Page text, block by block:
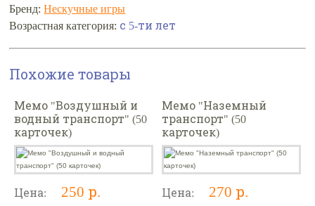
Бренд:Нескучные игры
Возрастная категория: с 5-ти лет
Похожие товары
Мемо "Воздушный и
водный транспорт" (50
карточек)
Цена: 250 р.
Мемо "Наземный
транспорт" (50
карточек)
Цена: 270 р.